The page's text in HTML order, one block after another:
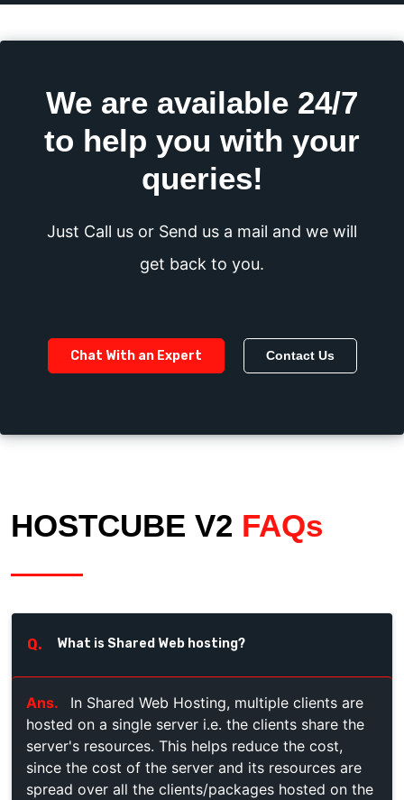
We are available 24/7
to help you with your
queries!
Just Call us or Send us a mail and we will
get back to you.
Chat With an Expert Contact Us
HOSTCUBE V2 FAQs
Q. What is Shared Web hosting?
Ans.
In Shared Web Hosting, multiple clients are
hosted on a single server i.e. the clients share the
server's resources. This helps reduce the cost,
since the cost of the server and its resources are
spread over all the clients/packages hosted on the